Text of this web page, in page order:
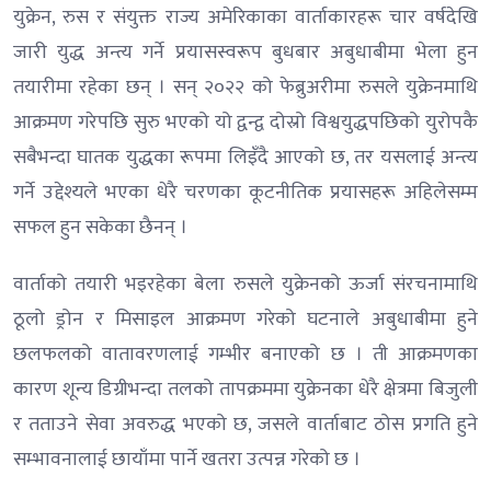
युक्रेन, रुस र संयुक्त राज्य अमेरिकाका वार्ताकारहरू चार वर्षदेखि
जारी युद्ध अन्त्य गर्ने प्रयासस्वरूप बुधबार अबुधाबीमा भेला हुन
तयारीमा रहेका छन् । सन् २०२२ को फेब्रुअरीमा रुसले युक्रेनमाथि
आक्रमण गरेपछि सुरु भएको यो द्वन्द्व दोस्रो विश्वयुद्धपछिको युरोपकै
सबैभन्दा घातक युद्धका रूपमा लिइँदै आएको छ, तर यसलाई अन्त्य
गर्ने उद्देश्यले भएका धेरै चरणका कूटनीतिक प्रयासहरू अहिलेसम्म
सफल हुन सकेका छैनन् ।
वार्ताको तयारी भइरहेका बेला रुसले युक्रेनको ऊर्जा संरचनामाथि
ठूलो ड्रोन र मिसाइल आक्रमण गरेको घटनाले अबुधाबीमा हुने
छलफलको वातावरणलाई गम्भीर बनाएको छ । ती आक्रमणका
कारण शून्य डिग्रीभन्दा तलको तापक्रममा युक्रेनका धेरै क्षेत्रमा बिजुली
र तताउने सेवा अवरुद्ध भएको छ, जसले वार्ताबाट ठोस प्रगति हुने
सम्भावनालाई छायाँमा पार्ने खतरा उत्पन्न गरेको छ ।